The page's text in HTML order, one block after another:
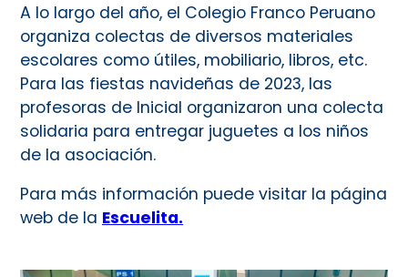
A lo largo del año, el Colegio Franco Peruano
organiza colectas de diversos materiales
escolares como útiles, mobiliario, libros, etc.
Para las fiestas navideñas de 2023, las
profesoras de Inicial organizaron una colecta
solidaria para entregar juguetes a los niños
de la asociación.
Para más información puede visitar la página
web de la Escuelita.